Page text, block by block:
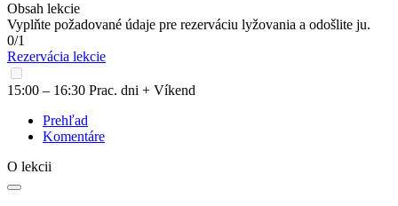
Obsah lekcie
Vyplňte požadované údaje pre rezerváciu lyžovania a odošlite ju.
0/1
Rezervácia lekcie
15:00 – 16:30 Prac. dni + Víkend
Prehľad
Komentáre
O lekcii